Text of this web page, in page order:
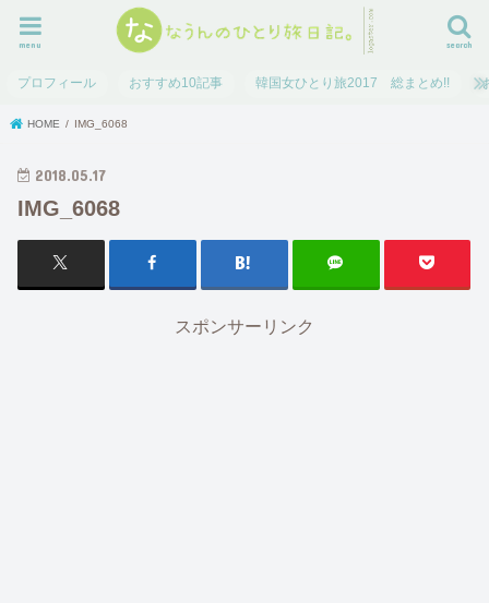
search
menu
プロフィール おすすめ10記事 韓国女ひとり旅2017 総まとめ!!
HOME IMG_6068
2018.05.17
IMG_6068
スポンサーリンク